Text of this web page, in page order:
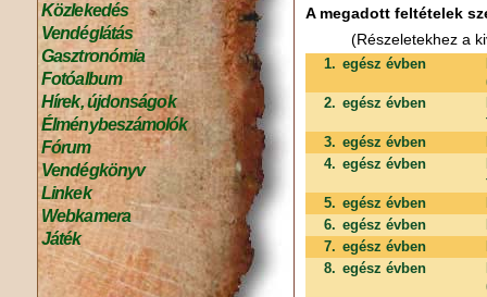
Közlekedés
Vendéglátás
Gasztronómia
Fotóalbum
Hírek, újdonságok
Élménybeszámolók
Fórum
Vendégkönyv
Linkek
Webkamera
Játék
A megadott feltételek
(Részeletekhez a
1. egész évben
2. egész évben
3. egész évben
4. egész évben
5. egész évben
6. egész évben
7. egész évben
8. egész évben